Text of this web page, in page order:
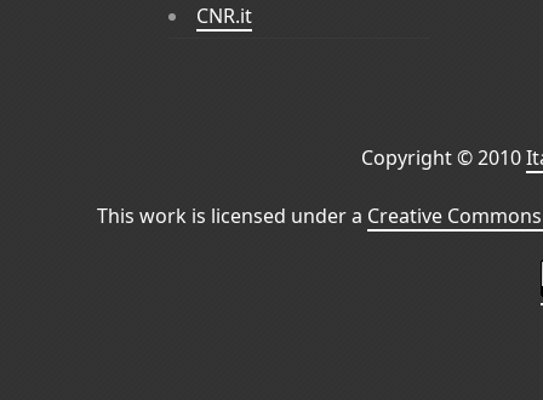
CNR.it
Copyright © 2010
This work is licensed under a Creative